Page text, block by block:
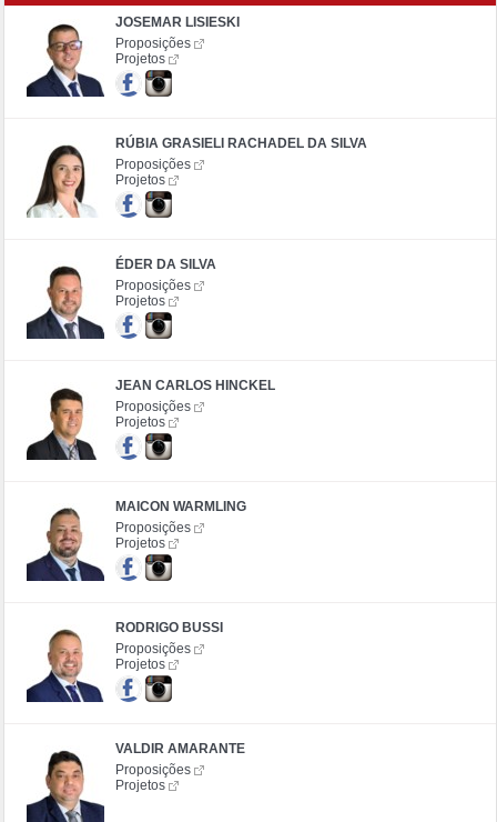
JOSEMAR LISIESKI
Proposições
Projetos
RÚBIA GRASIELI RACHADEL DA SILVA
Proposições
Projetos
ÉDER DA SILVA
Proposições
Projetos
JEAN CARLOS HINCKEL
Proposições
Projetos
MAICON WARMLING
Proposições
Projetos
RODRIGO BUSSI
Proposições
Projetos
VALDIR AMARANTE
Proposições
Projetos